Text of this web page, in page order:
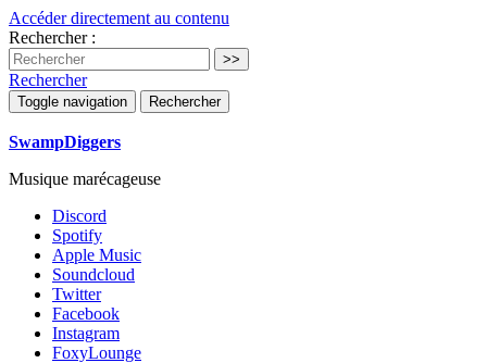
Accéder directement au contenu
Rechercher :
Rechercher
Toggle navigation Rechercher
SwampDiggers
Musique marécageuse
Discord
Spotify
Apple Music
Soundcloud
Twitter
Facebook
Instagram
FoxyLounge